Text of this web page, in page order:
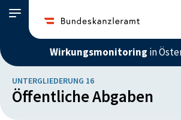
Wirkungsmonitoring in
UNTERGLIEDERUNG 16
Öffentliche Abgaben